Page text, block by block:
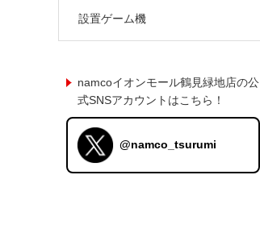
設置ゲーム機
namcoイオンモール鶴見緑地店の公
式SNSアカウントはこちら！
@namco_tsurumi